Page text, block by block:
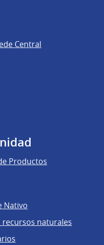
Central
Productos
Nativo
recursos naturales